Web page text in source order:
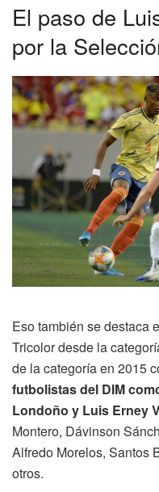
El paso de
por la
Eso también se destaca
Tricolor desde la
de la categoría en 2015
futbolistas del DIM
Londoño y Luis Erney
Montero, Dávinson
Alfredo Morelos, Santos
otros.